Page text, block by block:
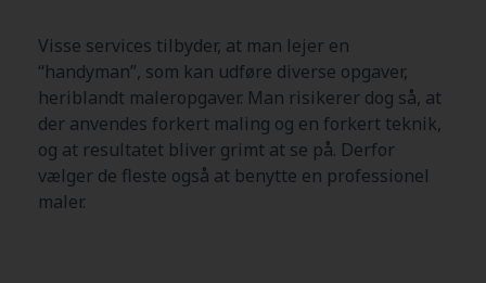
Visse services tilbyder, at man lejer en
“handyman”, som kan udføre diverse opgaver,
heriblandt maleropgaver. Man risikerer dog så, at
der anvendes forkert maling og en forkert teknik,
og at resultatet bliver grimt at se på. Derfor
vælger de fleste også at benytte en professionel
maler.